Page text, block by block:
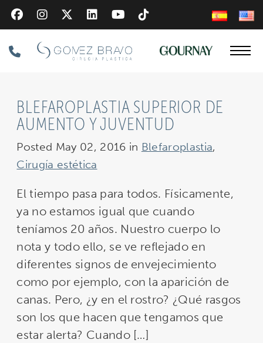
Skip
to
main
content
Phone
BLEFAROPLASTIA SUPERIOR DE
AUMENTO Y JUVENTUD
Posted May 02, 2016 in Blefaroplastia,
Cirugía estética
El tiempo pasa para todos. Físicamente,
ya no estamos igual que cuando
teníamos 20 años. Nuestro cuerpo lo
nota y todo ello, se ve reflejado en
diferentes signos de envejecimiento
como por ejemplo, con la aparición de
canas. Pero, ¿y en el rostro? ¿Qué rasgos
son los que hacen que tengamos que
estar alerta? Cuando […]